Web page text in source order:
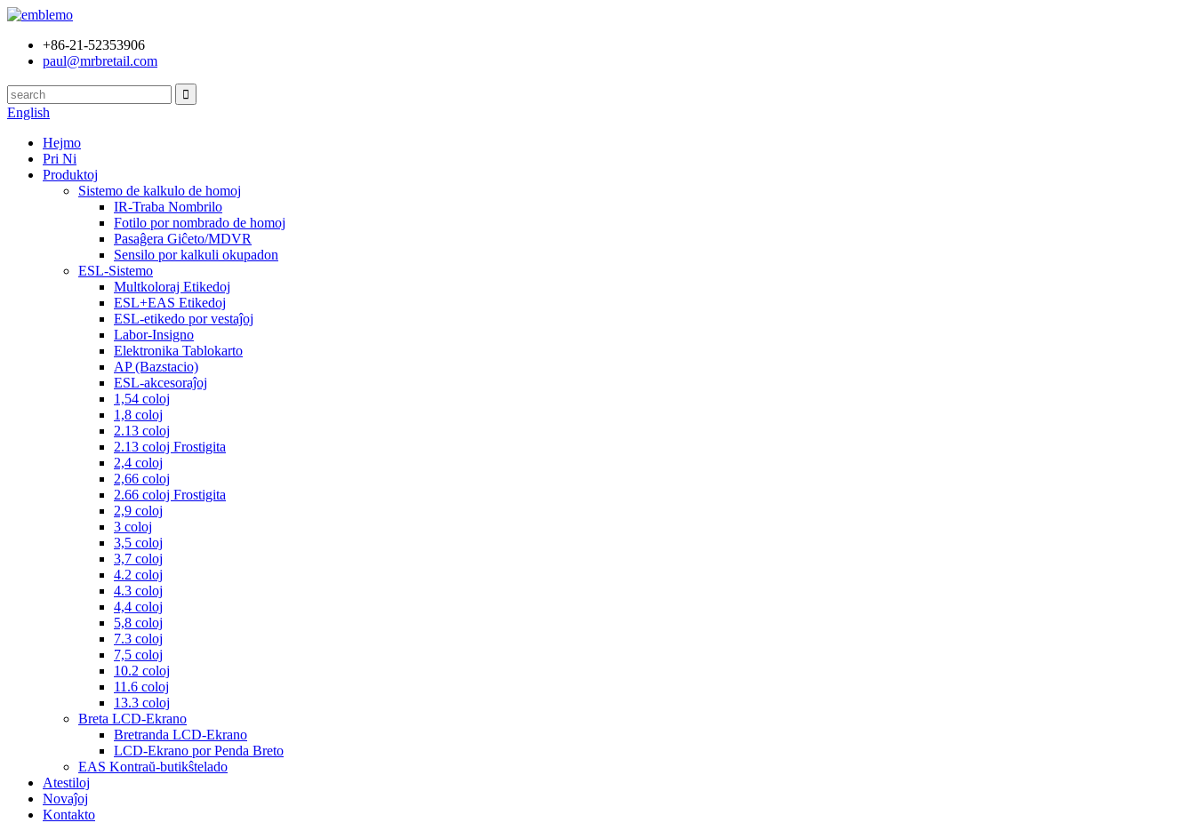
+86-21-52353906
paul@mrbretail.com
English
Hejmo
Pri Ni
Produktoj
Sistemo de kalkulo de homoj
IR-Traba Nombrilo
Fotilo por nombrado de homoj
Pasaĝera Giĉeto/MDVR
Sensilo por kalkuli okupadon
ESL-Sistemo
Multkoloraj Etikedoj
ESL+EAS Etikedoj
ESL-etikedo por vestaĵoj
Labor-Insigno
Elektronika Tablokarto
AP (Bazstacio)
ESL-akcesoraĵoj
1,54 coloj
1,8 coloj
2.13 coloj
2.13 coloj Frostigita
2,4 coloj
2,66 coloj
2.66 coloj Frostigita
2,9 coloj
3 coloj
3,5 coloj
3,7 coloj
4.2 coloj
4.3 coloj
4,4 coloj
5,8 coloj
7.3 coloj
7,5 coloj
10.2 coloj
11.6 coloj
13.3 coloj
Breta LCD-Ekrano
Bretranda LCD-Ekrano
LCD-Ekrano por Penda Breto
EAS Kontraŭ-butikŝtelado
Atestiloj
Novaĵoj
Kontakto